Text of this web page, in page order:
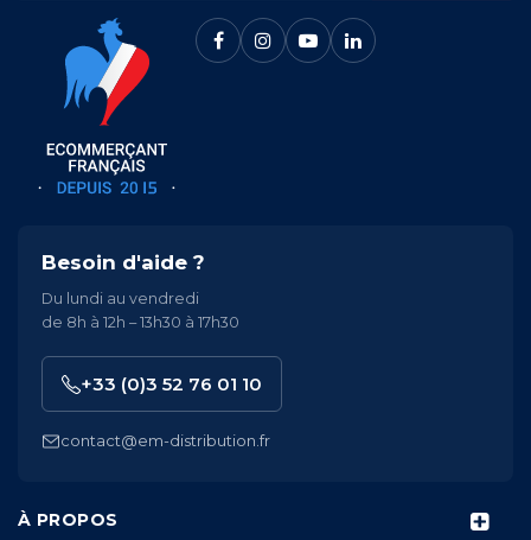
À PROPOS
Besoin d'aide ?
Du lundi au vendredi
de 8h à 12h – 13h30 à 17h30
+33 (0)3 52 76 01 10
contact@em-distribution.fr